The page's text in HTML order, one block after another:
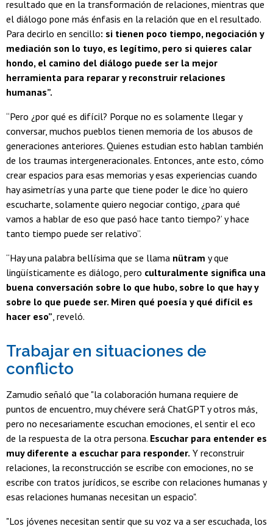
resultado que en la transformación de relaciones, mientras que
el diálogo pone más énfasis en la relación que en el resultado.
Para decirlo en sencillo: si tienen poco tiempo, negociación y
mediación son lo tuyo, es legítimo, pero si quieres calar
hondo, el camino del diálogo puede ser la mejor
herramienta para reparar y reconstruir relaciones
humanas”.
“Pero ¿por qué es difícil? Porque no es solamente llegar y
conversar, muchos pueblos tienen memoria de los abusos de
generaciones anteriores. Quienes estudian esto hablan también
de los traumas intergeneracionales. Entonces, ante esto, cómo
crear espacios para esas memorias y esas experiencias cuando
hay asimetrías y una parte que tiene poder le dice 'no quiero
escucharte, solamente quiero negociar contigo, ¿para qué
vamos a hablar de eso que pasó hace tanto tiempo?’ y hace
tanto tiempo puede ser relativo”.
“Hay una palabra bellísima que se llama nütram y que
lingüísticamente es diálogo, pero culturalmente significa una
buena conversación sobre lo que hubo, sobre lo que hay y
sobre lo que puede ser. Miren qué poesía y qué difícil es
hacer eso”, reveló.
Trabajar en situaciones de
conflicto
Zamudio señaló que "la colaboración humana requiere de
puntos de encuentro, muy chévere será ChatGPT y otros más,
pero no necesariamente escuchan emociones, el sentir el eco
de la respuesta de la otra persona. Escuchar para entender es
muy diferente a escuchar para responder. Y reconstruir
relaciones, la reconstrucción se escribe con emociones, no se
escribe con tratos jurídicos, se escribe con relaciones humanas y
esas relaciones humanas necesitan un espacio".
"Los jóvenes necesitan sentir que su voz va a ser escuchada, los